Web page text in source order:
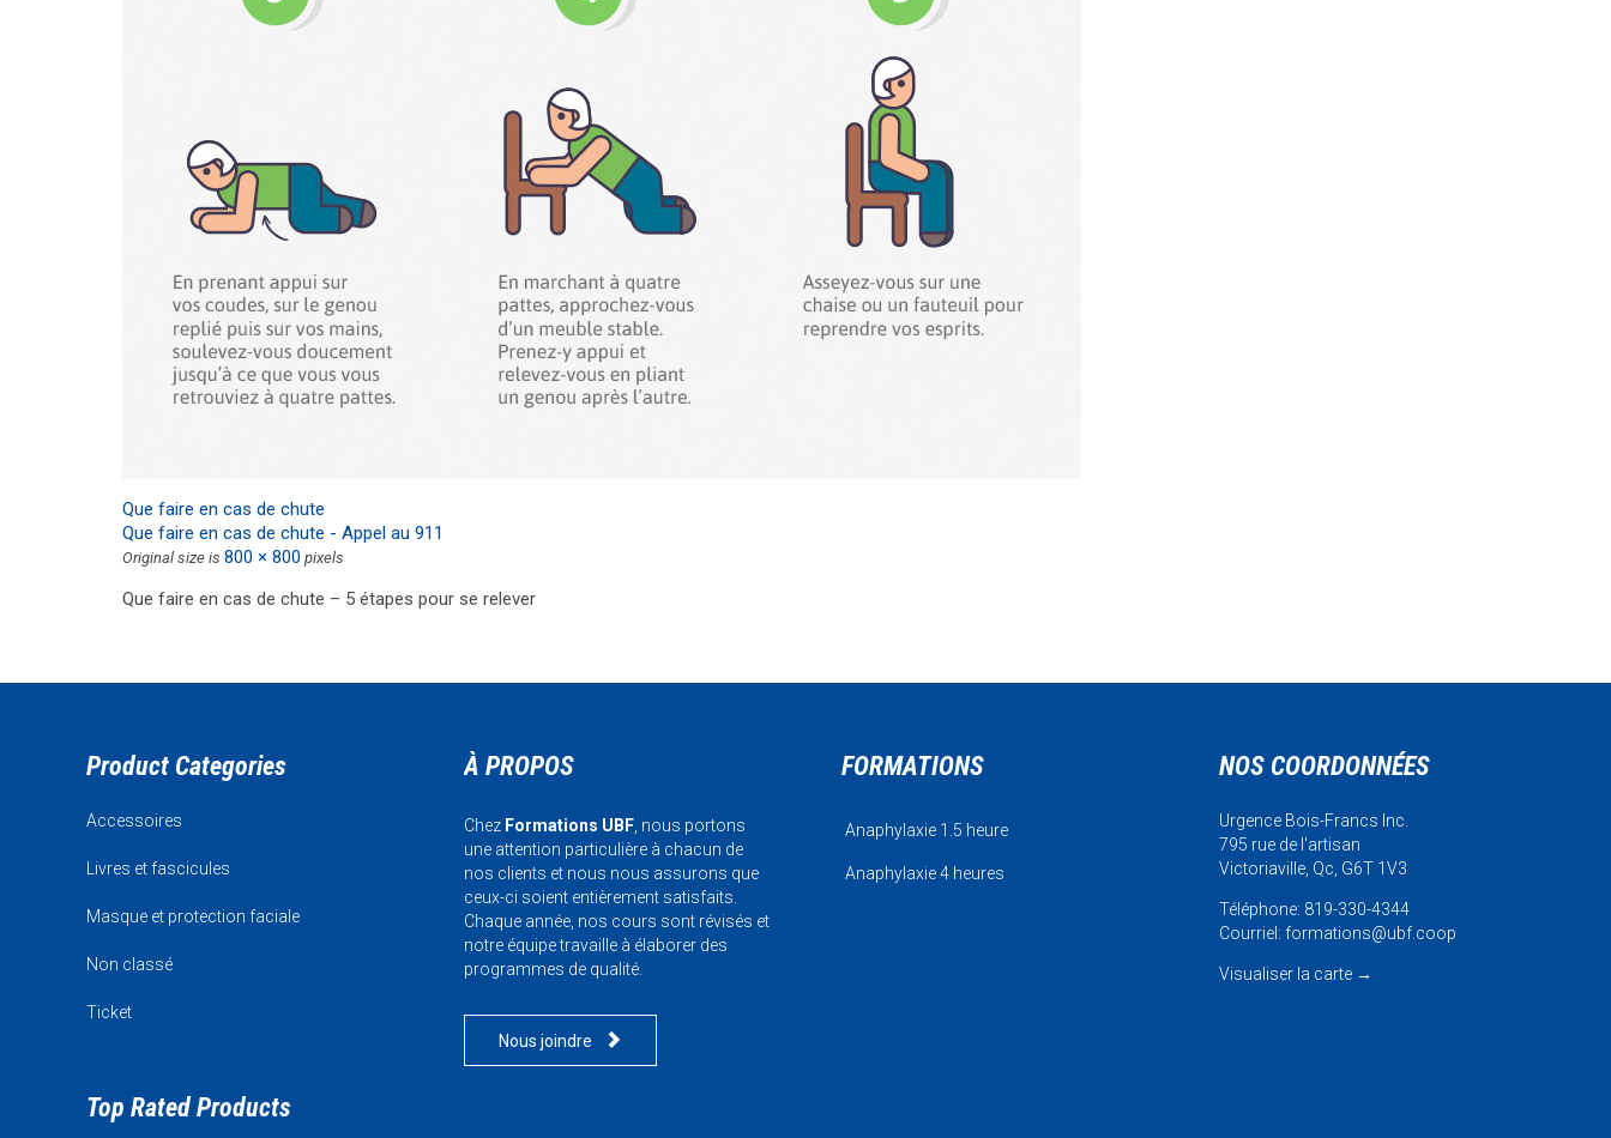
Que faire en cas de chute
Que faire en cas de chute - Appel au 911
Original size is 800 × 800 pixels
Que faire en cas de chute – 5 étapes pour se relever
Product Categories
Accessoires
Livres et fascicules
Masque et protection faciale
Non classé
Ticket
Top Rated Products
À PROPOS
Chez Formations UBF , nous portons
une attention particulière à chacun de
nos clients et nous nous assurons que
ceux-ci soient entièrement satisfaits.
Chaque année, nos cours sont révisés et
notre équipe travaille à élaborer des
programmes de qualité.
Nous joindre 
FORMATIONS
Anaphylaxie 1.5 heure
Anaphylaxie 4 heures
NOS COORDONNÉES
Urgence Bois-Francs Inc.
795 rue de l'artisan
Victoriaville, Qc, G6T 1V3
Téléphone: 819-330-4344
Courriel: formations@ubf.coop
Visualiser la carte →